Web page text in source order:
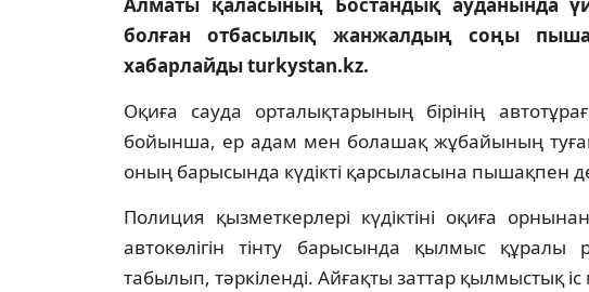
Алматы қаласының Бостандық ауданында
болған отбасылық жанжалдың соңы
хабарлайды turkystan.kz.
Оқиға сауда орталықтарының бірінің
бойынша, ер адам мен болашақ жұбайының
оның барысында күдікті қарсыласына пышақпен
Полиция қызметкерлері күдіктіні оқиға
автокөлігін тінту барысында қылмыс
табылып, тәркіленді. Айғақты заттар қылмыстық